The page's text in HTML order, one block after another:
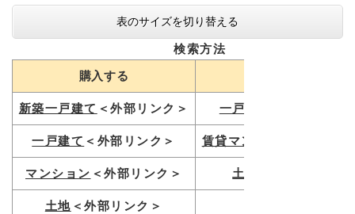
表のサイズを切り替える
検索方法
購入する
新築一戸建て ＜外部リンク＞ 一戸建て
一戸建て ＜外部リンク＞ 賃貸マンション
マンション ＜外部リンク＞ 土地
土地 ＜外部リンク＞